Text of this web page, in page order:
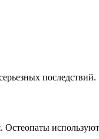
последствий.